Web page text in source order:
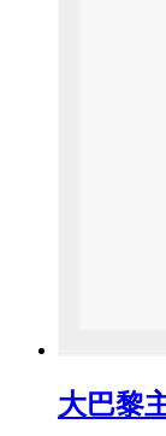
大巴黎